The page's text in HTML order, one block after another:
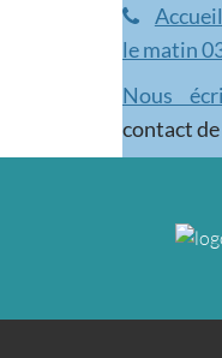
le matin
Nous
contact